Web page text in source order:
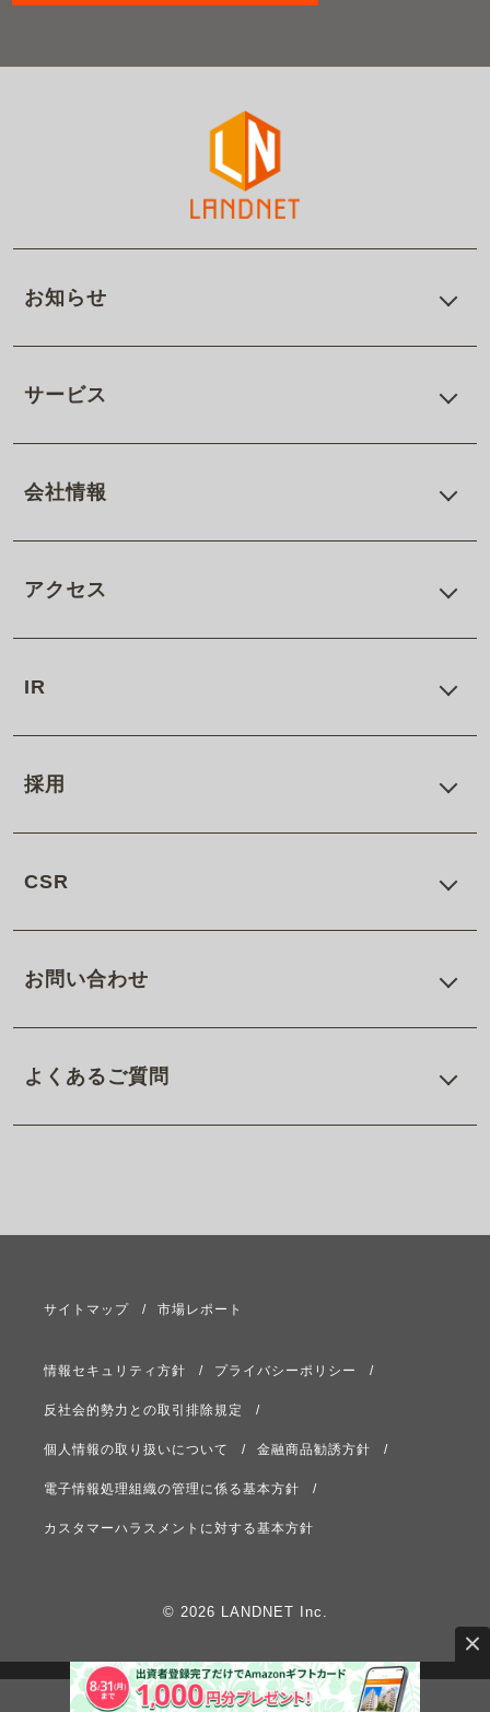
お知らせ
サービス
会社情報
アクセス
IR
採用
CSR
お問い合わせ
よくあるご質問
サイトマップ 市場レポート
情報セキュリティ方針 プライバシーポリシー
反社会的勢力との取引排除規定
個人情報の取り扱いについて 金融商品勧誘方針
電子情報処理組織の管理に係る基本方針
カスタマーハラスメントに対する基本方針
© 2026 LANDNET Inc.